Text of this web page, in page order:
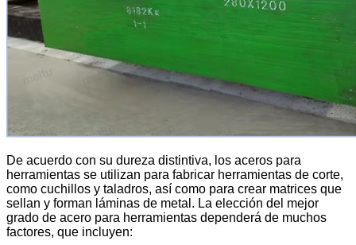
De acuerdo con su dureza distintiva, los aceros para
herramientas se utilizan para fabricar herramientas de corte,
como cuchillos y taladros, así como para crear matrices que
sellan y forman láminas de metal. La elección del mejor
grado de acero para herramientas dependerá de muchos
factores, que incluyen: